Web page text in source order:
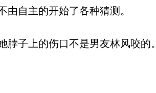
自主的开始了各种猜测。
子上的伤口不是男友林风咬的。